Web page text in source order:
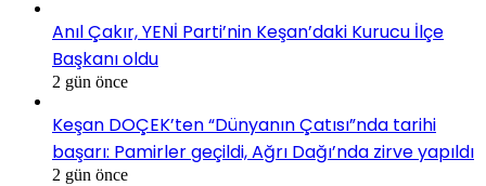
Anıl Çakır, YENİ Parti’nin Keşan’daki Kurucu İlçe
Başkanı oldu
2 gün önce
Keşan DOÇEK’ten “Dünyanın Çatısı”nda tarihi
başarı: Pamirler geçildi, Ağrı Dağı’nda zirve yapıldı
2 gün önce